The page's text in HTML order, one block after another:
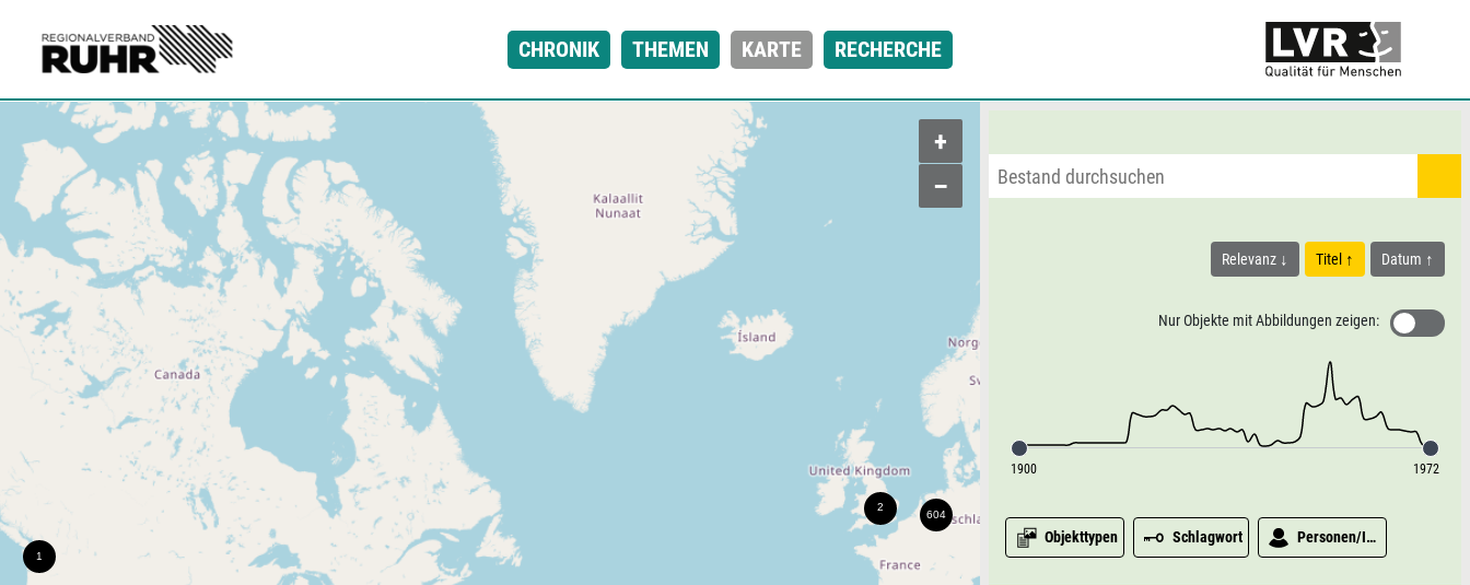
CHRONIK THEMEN KARTE RECHERCHE
+
–
Objekttypen Schlagwort Personen/Institutionen
1900 1972
Relevanz Titel Datum
Nur Objekte mit Abbildungen zeigen: